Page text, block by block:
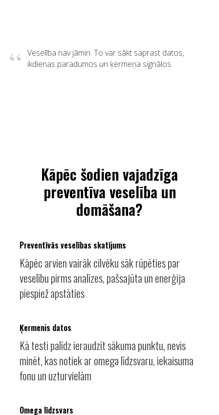
“ Veselība nav jāmin. To var sākt saprast datos,
ikdienas paradumos un ķermeņa signālos.
Kāpēc šodien vajadzīga
preventīva veselība un
domāšana?
Preventīvās veselības skatījums
Kāpēc arvien vairāk cilvēku sāk rūpēties par
veselību pirms analīzes, pašsajūta un enerģija
piespiež apstāties
Ķermenis datos
Kā testi palīdz ieraudzīt sākuma punktu, nevis
minēt, kas notiek ar omega līdzsvaru, iekaisuma
fonu un uzturvielām
Omega līdzsvars